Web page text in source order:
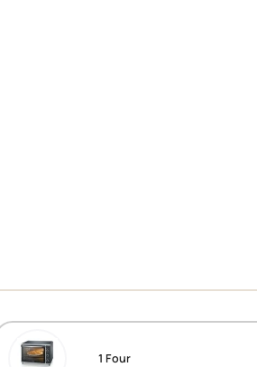
1 Four